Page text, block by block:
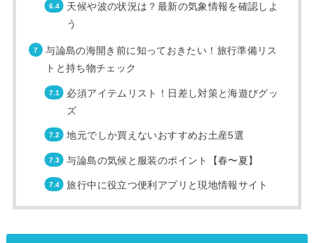
天候や波の状況は？最新の気象情報を確認しよ
う
与論島の海開き前に知っておきたい！旅行準備リス
トと持ち物チェック
必須アイテムリスト！日差し対策と海遊びグッ
ズ
地元でしか買えないおすすめお土産5選
与論島の気候と服装のポイント【春〜夏】
旅行中に役立つ便利アプリと現地情報サイト